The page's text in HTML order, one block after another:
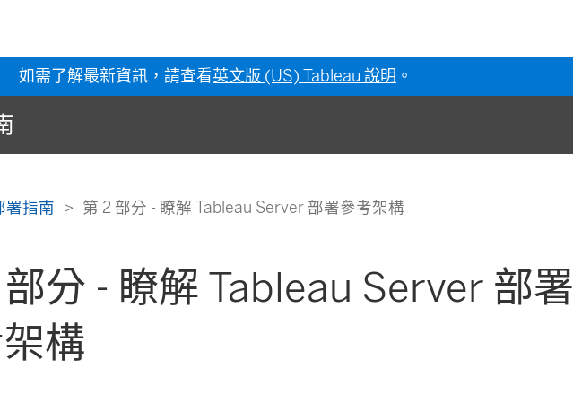
如需了解最新資訊，請查看英文版 (US) Tableau 說明 。
署指南 第 2 部分 - 瞭解 Tableau Server 部署參考架構
分 - 瞭解 Tableau Server 部署
構